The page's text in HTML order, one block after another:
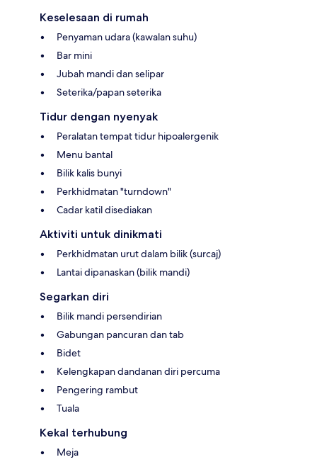
Keselesaan di rumah
Penyaman udara (kawalan suhu)
Bar mini
Jubah mandi dan selipar
Seterika/papan seterika
Tidur dengan nyenyak
Peralatan tempat tidur hipoalergenik
Menu bantal
Bilik kalis bunyi
Perkhidmatan "turndown"
Cadar katil disediakan
Aktiviti untuk dinikmati
Perkhidmatan urut dalam bilik (surcaj)
Lantai dipanaskan (bilik mandi)
Segarkan diri
Bilik mandi persendirian
Gabungan pancuran dan tab
Bidet
Kelengkapan dandanan diri percuma
Pengering rambut
Tuala
Kekal terhubung
Meja